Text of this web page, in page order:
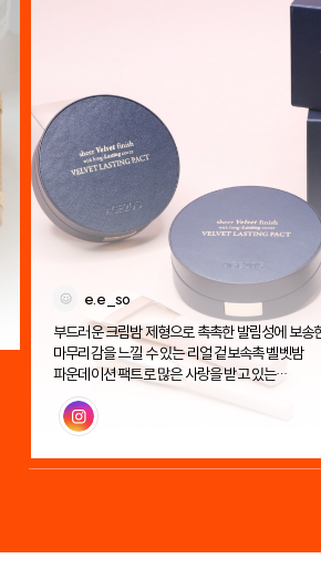
e.e_so
부드러운 크림밤 제형으로 촉촉한 발림성에 보송
마무리감을 느낄 수 있는 리얼 겉보속촉 벨벳밤
파운데이션 팩트로 많은 사랑을 받고 있는
에이지투웨니스 벨벳 래스팅 팩트!
인스타그램